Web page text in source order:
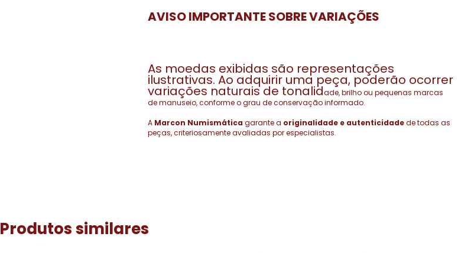
AVISO IMPORTANTE SOBRE VARIAÇÕES
As moedas exibidas são representações
ilustrativas. Ao adquirir uma peça, poderão ocorrer
variações naturais de tonalidade, brilho ou pequenas marcas
de manuseio, conforme o grau de conservação informado.
A Marcon Numismática garante a originalidade e autenticidadede todas as
peças, criteriosamente avaliadas por especialistas.
Produtos similares